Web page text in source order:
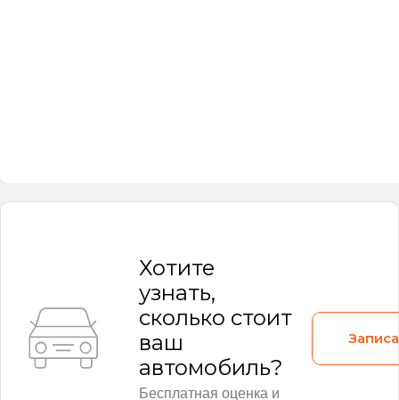
Хотите
узнать,
сколько стоит
ваш
автомобиль?
Бесплатная оценка и